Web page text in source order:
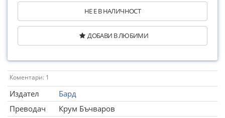
НЕ Е В НАЛИЧНОСТ
ДОБАВИ В ЛЮБИМИ
Коментари: 1
Издател
Бард
Преводач
Крум Бъчваров